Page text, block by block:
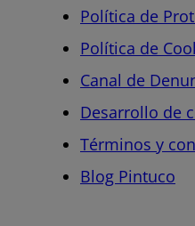
Política de
Política de
Canal de
Desarrollo de
Términos y
Blog Pintuco